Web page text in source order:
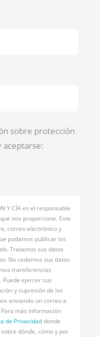
sobre protección
aceptarse:
Y CÍA es el responsable
nos proporcione. Este
correo electrónico y
podamos publicar los
Tratamos sus datos
No cedemos sus datos
transferencias
Puede ejercer sus
y supresión de los
enviando un correo a
Para más información
de Privacidaddonde
dónde, cómo y por